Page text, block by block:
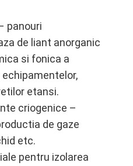
panouri
de liant anorganic
si fonica a
etansi.
criogenice –
de gaze
etc.
pentru izolarea